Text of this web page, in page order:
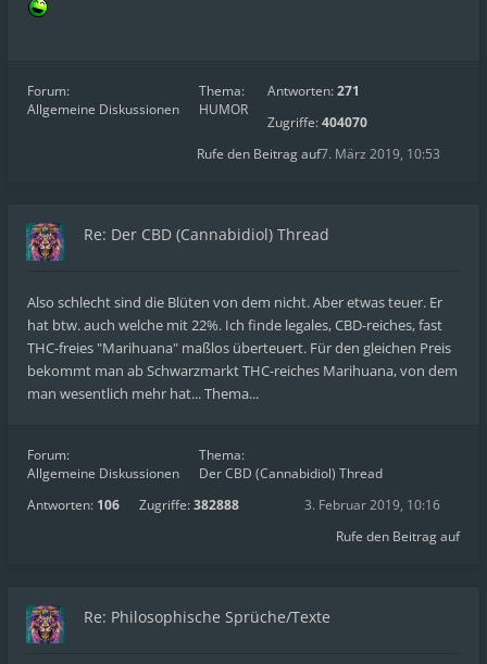
Forum:
Allgemeine Diskussionen
Thema:
HUMOR
Antworten:271
Zugriffe:404070
7. März 2019, 10:53
Rufe den Beitrag auf
Re: Der CBD (Cannabidiol) Thread
Also schlecht sind die Blüten von dem nicht. Aber etwas teuer. Er
hat btw. auch welche mit 22%. Ich finde legales, CBD-reiches, fast
THC-freies "Marihuana" maßlos überteuert. Für den gleichen Preis
bekommt man ab Schwarzmarkt THC-reiches Marihuana, von dem
man wesentlich mehr hat... Thema...
Forum:
Allgemeine Diskussionen
Thema:
Der CBD (Cannabidiol) Thread
Antworten: 106 Zugriffe:382888
3. Februar 2019, 10:16
Rufe den Beitrag auf
Re: Philosophische Sprüche/Texte